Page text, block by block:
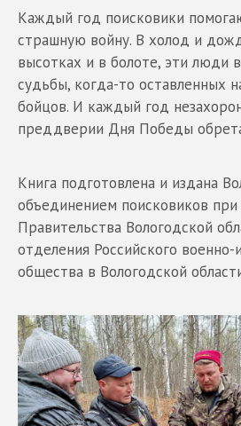
Каждый год поисковики
страшную войну. В холод и
высотках и в болоте, эти люди
судьбы, когда-то оставленных
бойцов. И каждый год
преддверии Дня Победы
Книга подготовлена и издана
объединением поисковиков
Правительства Вологодской
отделения Российского военно-
общества в Вологодской